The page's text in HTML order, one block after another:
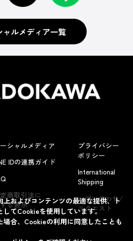
よくあるお問い合わせ
ャルメディア一覧
シャルメディア
IDの連携ガイド
商取引法に
る表示
プライバシー
ポリシー
International
Shipping
お問い合わせ/
リクエスト
上およびコンテンツの最適な提供、ト
してCookieを使用しています。
合、Cookieの利用に同意したことも